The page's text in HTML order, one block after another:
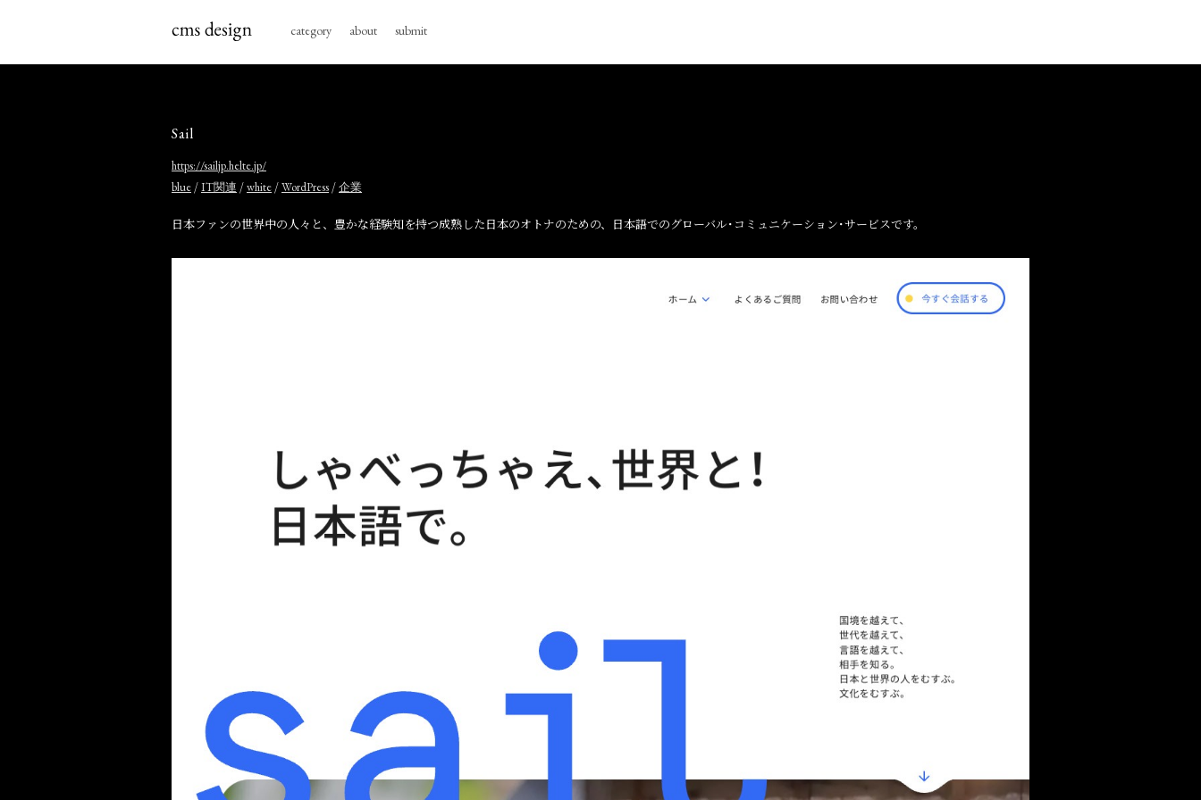
category about submit
Sail
https://sailjp.helte.jp/
blue /IT関連 /white /WordPress /企業
日本ファンの世界中の人々と、豊かな経験知を持つ成熟した日本のオトナのための、日本語でのグローバル･コミュニケーション･サービスです。